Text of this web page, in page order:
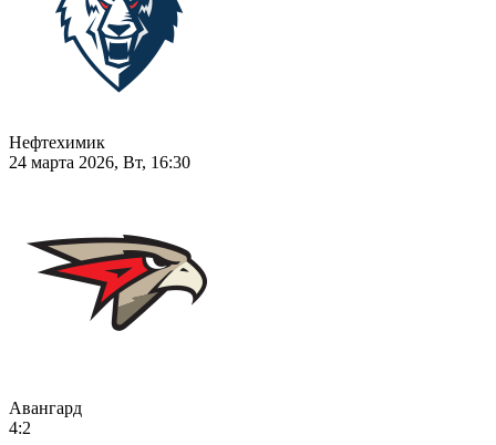
Нефтехимик
24 марта 2026, Вт, 16:30
Авангард
4:2